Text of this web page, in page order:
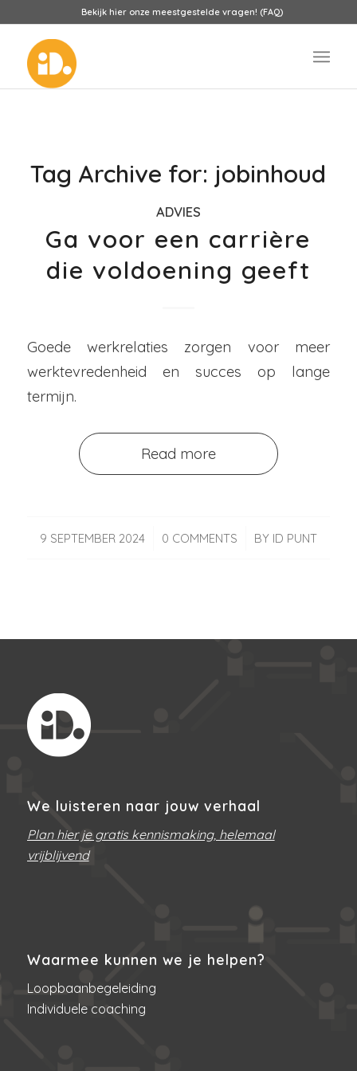
Bekijk hier onze meestgestelde vragen! (FAQ)
Tag Archive for: jobinhoud
ADVIES
Ga voor een carrière
die voldoening geeft
Goede werkrelaties zorgen voor meer
werktevredenheid en succes op lange
termijn.
Read more
9 SEPTEMBER 2024
/ 0 COMMENTS
/ BY ID PUNT
We luisteren naar jouw verhaal
Plan hier je gratis kennismaking, helemaal
vrijblijvend
Waarmee kunnen we je helpen?
Loopbaanbegeleiding
Individuele coaching